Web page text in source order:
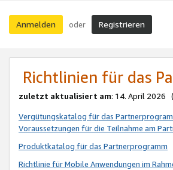
Anmelden oder Registrieren
Richtlinien für das
zuletzt aktualisiert am: 14. April 2026
Vergütungskatalog für das
Voraussetzungen für die Teilnahme am
Produktkatalog für das Partnerprogramm
Richtlinie für Mobile Anwendungen im